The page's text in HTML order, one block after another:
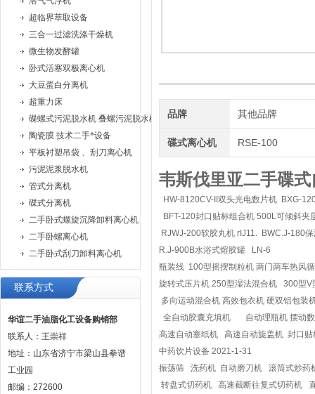
超临界萃取设备
三合一过滤洗涤干燥机
微生物发酵罐
卧式活塞双极离心机
大豆蛋白分离机
超重力床
碟螺式污泥脱水机 叠螺污泥脱水机
陶瓷膜 技术二手*设备
平板衬塑吊袋 、刮刀离心机
污泥泥浆脱水机
管式分离机
碟式分离机
二手卧式螺旋沉降卸料离心机
二手卧螺离心机
二手卧式刮刀卸料离心机
联系方式
华谊二手油脂化工设备购销部
联系人：王崇祥
地址：山东省济宁市梁山县拳谱
工业园
邮编：272600
品牌 其他品牌
碟式离心机 RSE-100
韦斯伐里亚二手碟
HW-8120CV-II双头光电数片机 BXG-
BFT-120封口贴标组合机 500L可倾斜夹
RJWJ-200软胶丸机 rIJ11. BWC.J-180
R.J-900B水浴式熔胶罐 LN-6
瓶装线 100型摇摆制粒机 两门两车热风
旋转式压片机 250型湿法混合机 300型
多向运动混合机 高效包衣机 硬双铝包装
全自动胶囊充填机 自动理瓶机 摆动
高速自动塞纸机 高速自动旋盖机 封口
中药饮片设备 2021-1-31
振荡筛 洗药机 自动磨刀机 滚筒式炒
转盘式切药机 高速截断往复式切药机